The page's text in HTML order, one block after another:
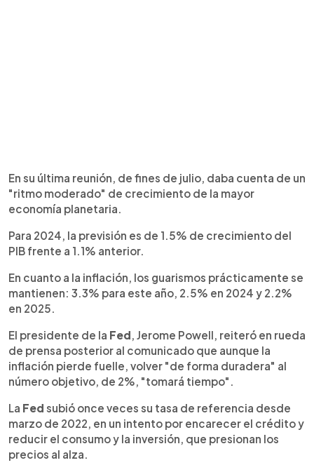
En su última reunión, de fines de julio, daba cuenta de un
"ritmo moderado" de crecimiento de la mayor
economía planetaria.
Para 2024, la previsión es de 1.5% de crecimiento del
PIB frente a 1.1% anterior.
En cuanto a la inflación, los guarismos prácticamente se
mantienen: 3.3% para este año, 2.5% en 2024 y 2.2%
en 2025.
El presidente de la Fed , Jerome Powell, reiteró en rueda
de prensa posterior al comunicado que aunque la
inflación pierde fuelle, volver "de forma duradera" al
número objetivo, de 2%, "tomará tiempo".
La Fed subió once veces su tasa de referencia desde
marzo de 2022, en un intento por encarecer el crédito y
reducir el consumo y la inversión, que presionan los
precios al alza.